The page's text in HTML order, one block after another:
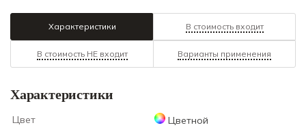
Характеристики В стоимость входит
В стоимость НЕ входит Варианты применения
Характеристики
Цвет
Цветной